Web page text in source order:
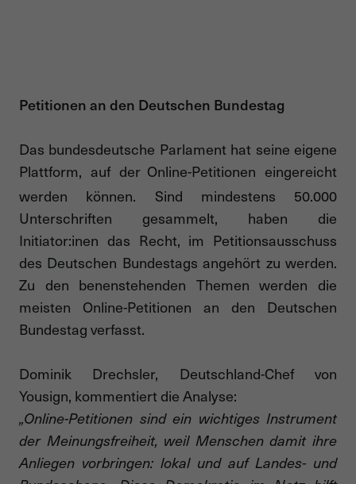
Petitionen an den Deutschen Bundestag
Das bundesdeutsche Parlament hat seine eigene
Plattform, auf der Online-Petitionen eingereicht
werden können. Sind mindestens 50.000
Unterschriften gesammelt, haben die
Initiator:inen das Recht, im Petitionsausschuss
des Deutschen Bundestags angehört zu werden.
Zu den benenstehenden Themen werden die
meisten Online-Petitionen an den Deutschen
Bundestag verfasst.
Dominik Drechsler, Deutschland-Chef von
Yousign, kommentiert die Analyse:
„Online-Petitionen sind ein wichtiges Instrument
der Meinungsfreiheit, weil Menschen damit ihre
Anliegen vorbringen: lokal und auf Landes- und